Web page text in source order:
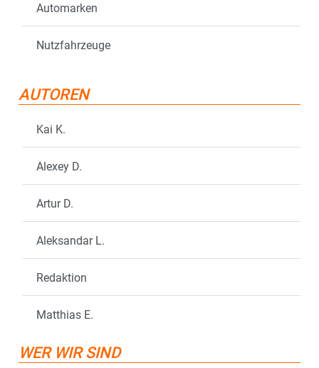
Automarken
Nutzfahrzeuge
AUTOREN
Kai K.
Alexey D.
Artur D.
Aleksandar L.
Redaktion
Matthias E.
WER WIR SIND